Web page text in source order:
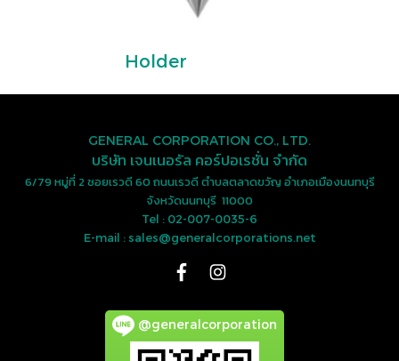
Holder
GENERAL CORPORATION CO., LTD.
บริษัท เจนเนอรัล คอร์ปอเรชั่น จำกัด
6/79 หมู่ที่ 2 ซอยเรวดี 60 ถนนเรวดี ตำบลตลาดขวัญ อำเภอเมืองนนทบุรี
จังหวัดนนทบุรี 11000
Tel : 02-007-0035-6
E-mail : sales@generalcorporations.net
@generalcorporation